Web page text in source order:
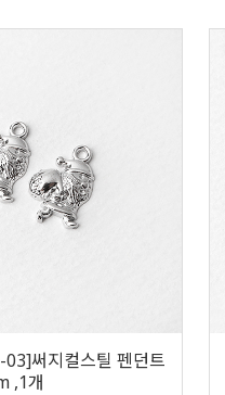
써지컬스틸 펜던트
,1개